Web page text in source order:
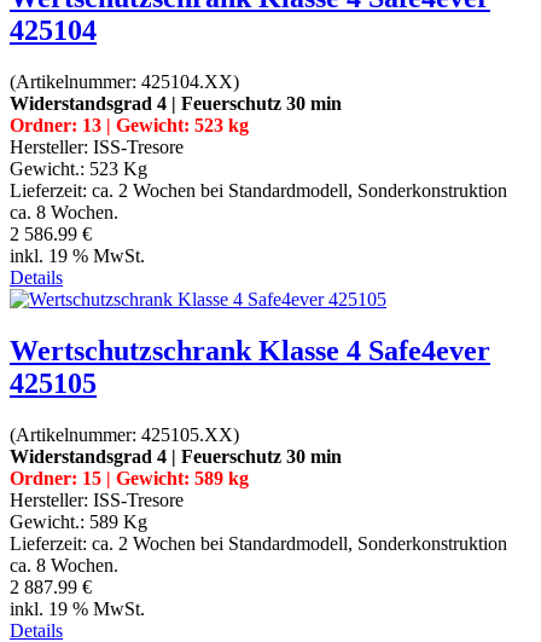
425104
(Artikelnummer: 425104.XX)
Widerstandsgrad 4 | Feuerschutz 30 min
Ordner: 13 | Gewicht: 523 kg
Hersteller: ISS-Tresore
Gewicht.: 523 Kg
Lieferzeit: ca. 2 Wochen bei Standardmodell, Sonderkonstruktion
ca. 8 Wochen.
2 586.99 €
inkl. 19 % MwSt.
Details
Wertschutzschrank Klasse 4 Safe4ever
425105
(Artikelnummer: 425105.XX)
Widerstandsgrad 4 | Feuerschutz 30 min
Ordner: 15 | Gewicht: 589 kg
Hersteller: ISS-Tresore
Gewicht.: 589 Kg
Lieferzeit: ca. 2 Wochen bei Standardmodell, Sonderkonstruktion
ca. 8 Wochen.
2 887.99 €
inkl. 19 % MwSt.
Details